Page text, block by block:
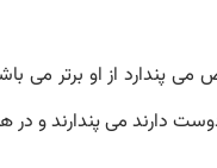
پندارد از او برتر می
دارند می پندارند و